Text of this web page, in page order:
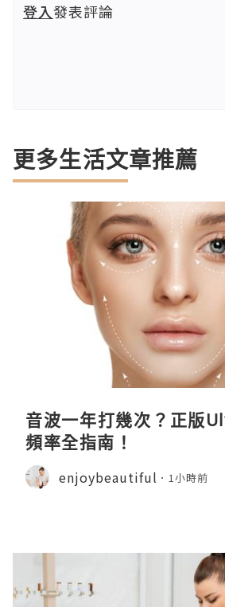
登入發表評論
更多生活文章推薦
音波一年打幾次？正版
頻率全指南！
enjoybeautiful 1小時前